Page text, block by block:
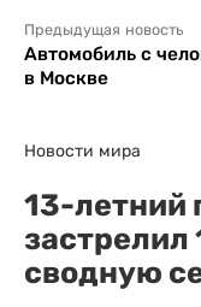
Предыдущая новость
Автомобиль с
в Москве
Новости мира
13-летний
сводную